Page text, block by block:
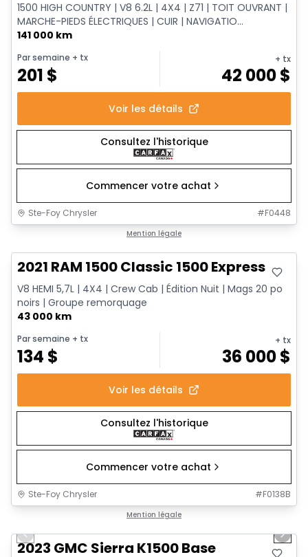
1500 HIGH COUNTRY | V8 6.2L | 4X4 | Z71 | TOIT OUVRANT |
MARCHE-PIEDS ÉLECTRIQUES | CUIR | NAVIGATIO...
141 000 km
Par semaine + tx
201 $
+ tx
42 000$
Voir les détails
Consultez l'historique
Commencer votre achat
Ste-Foy Chrysler #F0448
Mention légale
2021 RAM 1500 Classic 1500 Express
V8 HEMI 5,7L | 4X4 | Crew Cab | Édition Nuit | Mags 20 po
noirs | Groupe remorquage
43 000 km
Par semaine + tx
134 $
+ tx
36 000$
Voir les détails
Consultez l'historique
Commencer votre achat
Ste-Foy Chrysler #F0138B
Mention légale
Previous slide Next
2023 GMC Sierra K1500 Base